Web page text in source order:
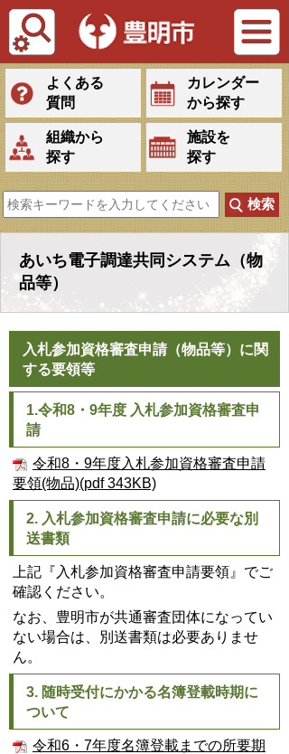
Tiếng Việt
よくある
質問
カレンダー
から探す
組織から
探す
施設を
探す
あいち電子調達共同システム（物
品等）
入札参加資格審査申請（物品等）に関
する要領等
1.令和8・9年度 入札参加資格審査申
請
令和8・9年度入札参加資格審査申請
要領(物品)(pdf 343KB)
2. 入札参加資格審査申請に必要な別
送書類
上記『入札参加資格審査申請要領』でご
確認ください。
なお、豊明市が共通審査団体になってい
ない場合は、別送書類は必要ありませ
ん。
3. 随時受付にかかる名簿登載時期に
ついて
令和6・7年度名簿登載までの所要期